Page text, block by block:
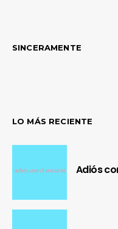
SINCERAMENTE
LO MÁS RECIENTE
Adiós